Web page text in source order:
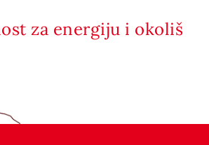
za energiju i okoliš